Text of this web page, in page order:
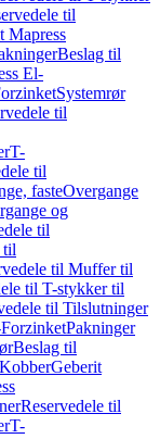
til
Mapress
Beslag til
El-
Systemrør
til
T-
til
fasteOvergange
og
til
til
til Muffer til
til T-stykker til
til Tilslutninger
Pakninger
Beslag til
Geberit
Reservedele til
T-